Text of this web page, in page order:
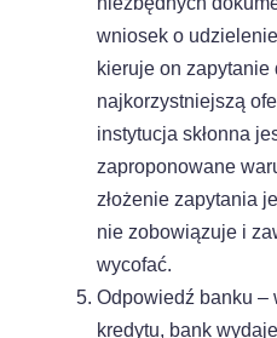
wniosek o
kieruje on zapytanie
najkorzystniejszą
instytucja skłonna
zaproponowane
złożenie zapytania
nie zobowiązuje i
wycofać.
Odpowiedź banku –
kredytu, bank